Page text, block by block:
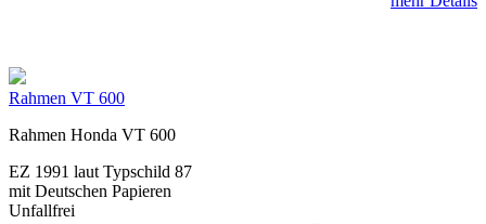
Rahmen VT 600
Rahmen Honda VT 600
EZ 1991 laut Typschild 87
mit Deutschen Papieren
Unfallfrei